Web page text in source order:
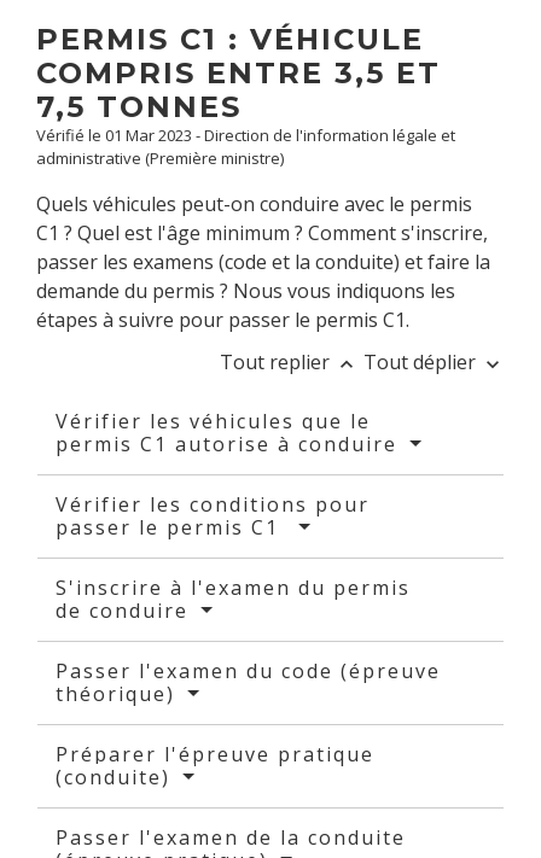
PERMIS C1 : VÉHICULE
COMPRIS ENTRE 3,5 ET
7,5 TONNES
Vérifié le 01 Mar 2023 - Direction de l'information légale et
administrative (Première ministre)
Quels véhicules peut-on conduire avec le permis
C1 ? Quel est l'âge minimum ? Comment s'inscrire,
passer les examens (code et la conduite) et faire la
demande du permis ? Nous vous indiquons les
étapes à suivre pour passer le permis C1.
Tout replier keyboard_arrow_up Tout déplier keyboard_arrow_down
Vérifier les véhicules que le
permis C1 autorise à conduire
Vérifier les conditions pour
passer le permis C1
S'inscrire à l'examen du permis
de conduire
Passer l'examen du code (épreuve
théorique)
Préparer l'épreuve pratique
(conduite)
Passer l'examen de la conduite